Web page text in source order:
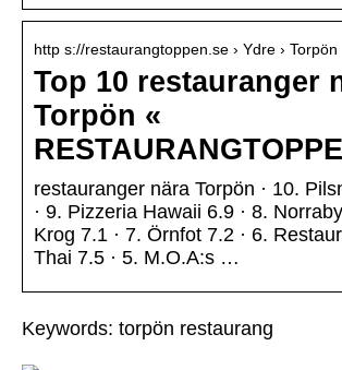
http s://restaurangtoppen.se › Ydre › Torpön
Top 10 restauranger
Torpön «
restauranger nära Torpön · 10.
· 9. Pizzeria Hawaii 6.9 · 8.
Krog 7.1 · 7. Örnfot 7.2 · 6.
Thai 7.5 · 5. M.O.A:s …
Keywords: torpön restaurang